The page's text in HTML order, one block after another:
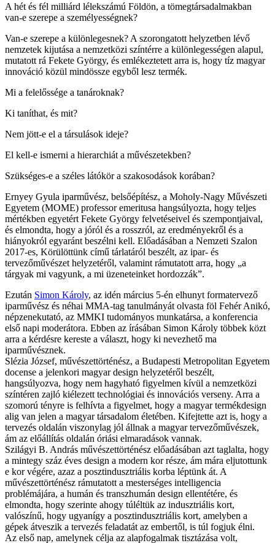
A hét és fél milliárd lélekszámú Földön, a tömegtársadalmakban
van-e szerepe a személyességnek?
Van-e szerepe a különlegesnek? A szorongatott helyzetben lévő
nemzetek kijutása a nemzetközi színtérre a különlegességen alapul,
mutatott rá Fekete György, és emlékeztetett arra is, hogy tíz magyar
innováció közül mindössze egyből lesz termék.
Mi a felelőssége a tanároknak?
Ki taníthat, és mit?
Nem jött-e el a társulások ideje?
El kell-e ismerni a hierarchiát a művészetekben?
Szükséges-e a széles látókör a szakosodások korában?
Ernyey Gyula iparművész, belsőépítész, a Moholy-Nagy Művészeti
Egyetem (MOME) professor emeritusa hangsúlyozta, hogy teljes
mértékben egyetért Fekete György felvetéseivel és szempontjaival,
és elmondta, hogy a jóról és a rosszról, az eredményekről és a
hiányokról egyaránt beszélni kell. Előadásában a Nemzeti Szalon
2017-es, Körülöttünk című tárlatáról beszélt, az ipar- és
tervezőművészet helyzetéről, valamint rámutatott arra, hogy „a
tárgyak mi vagyunk, a mi üzeneteinket hordozzák”.
Ezután Simon Károly, az idén március 5-én elhunyt formatervező
iparművész és néhai MMA-tag tanulmányát olvasta föl Fehér Anikó,
népzenekutató, az MMKI tudományos munkatársa, a konferencia
első napi moderátora. Ebben az írásában Simon Károly többek közt
arra a kérdésre kereste a választ, hogy ki nevezhető ma
iparművésznek.
Slézia József, művészettörténész, a Budapesti Metropolitan Egyetem
docense a jelenkori magyar design helyzetéről beszélt,
hangsúlyozva, hogy nem hagyható figyelmen kívül a nemzetközi
színtéren zajló kiélezett technológiai és innovációs verseny. Arra a
szomorú tényre is felhívta a figyelmet, hogy a magyar termékdesign
alig van jelen a magyar társadalom életében. Kifejtette azt is, hogy a
tervezés oldalán viszonylag jól állnak a magyar tervezőművészek,
ám az előállítás oldalán óriási elmaradások vannak.
Szilágyi B. András művészettörténész előadásában azt taglalta, hogy
a mintegy száz éves design a modern kor része, ám mára eljutottunk
e kor végére, azaz a posztindusztriális korba léptünk át. A
művészettörténész rámutatott a mesterséges intelligencia
problémájára, a humán és transzhumán design ellentétére, és
elmondta, hogy szerinte ahogy túléltük az indusztriális kort,
valószínű, hogy ugyanígy a posztindusztriális kort, amelyben a
gépek átveszik a tervezés feladatát az embertől, is túl fogjuk élni.
Az első nap, amelynek célja az alapfogalmak tisztázása volt,